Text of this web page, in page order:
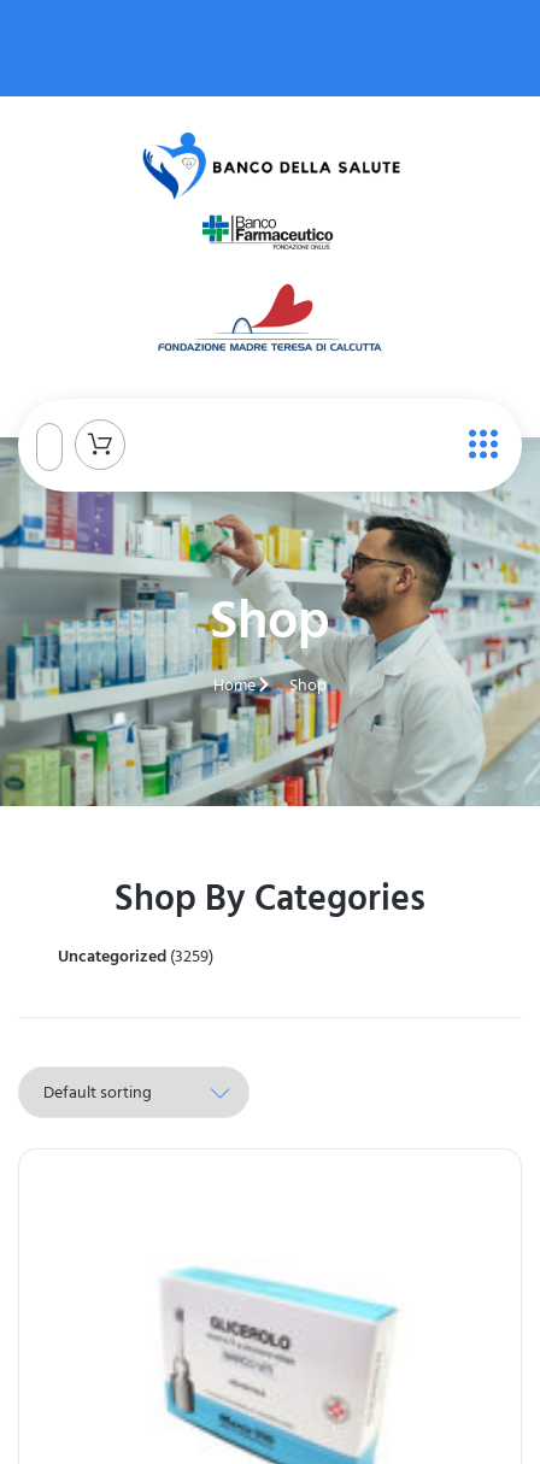
Shop
Home Shop
Shop By Categories
Uncategorized(3259)